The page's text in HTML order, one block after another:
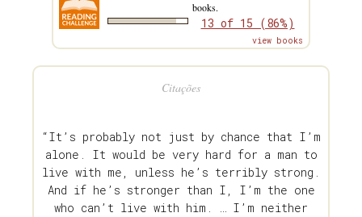
books.
13 of 15 (86%)
view books
Citações
“It’s probably not just by chance that I’m
alone. It would be very hard for a man to
live with me, unless he’s terribly strong.
And if he’s stronger than I, I’m the one
who can’t live with him. … I’m neither